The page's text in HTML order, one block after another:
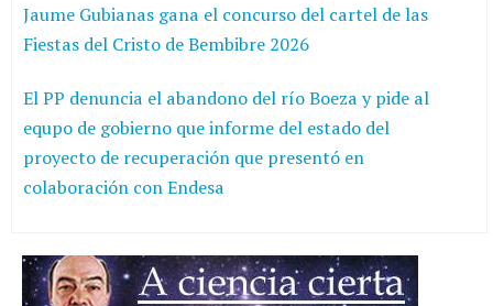
Jaume Gubianas gana el concurso del cartel de las
Fiestas del Cristo de Bembibre 2026
El PP denuncia el abandono del río Boeza y pide al
equpo de gobierno que informe del estado del
proyecto de recuperación que presentó en
colaboración con Endesa